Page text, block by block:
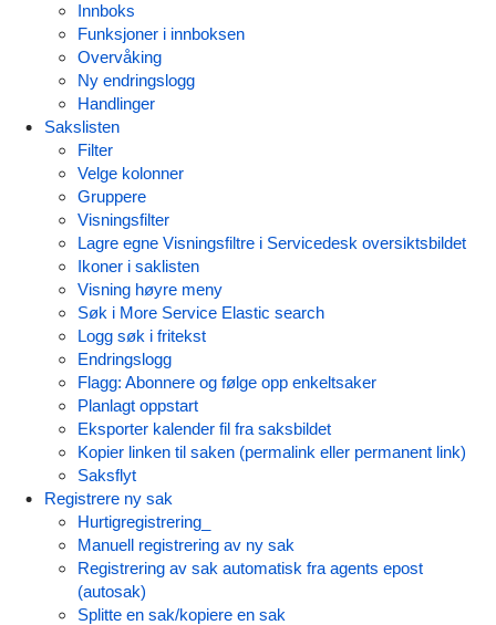
Innboks
Funksjoner i innboksen
Overvåking
Ny endringslogg
Handlinger
Sakslisten
Filter
Velge kolonner
Gruppere
Visningsfilter
Lagre egne Visningsfiltre i Servicedesk oversiktsbildet
Ikoner i saklisten
Visning høyre meny
Søk i More Service Elastic search
Logg søk i fritekst
Endringslogg
Flagg: Abonnere og følge opp enkeltsaker
Planlagt oppstart
Eksporter kalender fil fra saksbildet
Kopier linken til saken (permalink eller permanent link)
Saksflyt
Registrere ny sak
Hurtigregistrering_
Manuell registrering av ny sak
Registrering av sak automatisk fra agents epost
(autosak)
Splitte en sak/kopiere en sak